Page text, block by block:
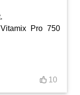
Pro 750
10